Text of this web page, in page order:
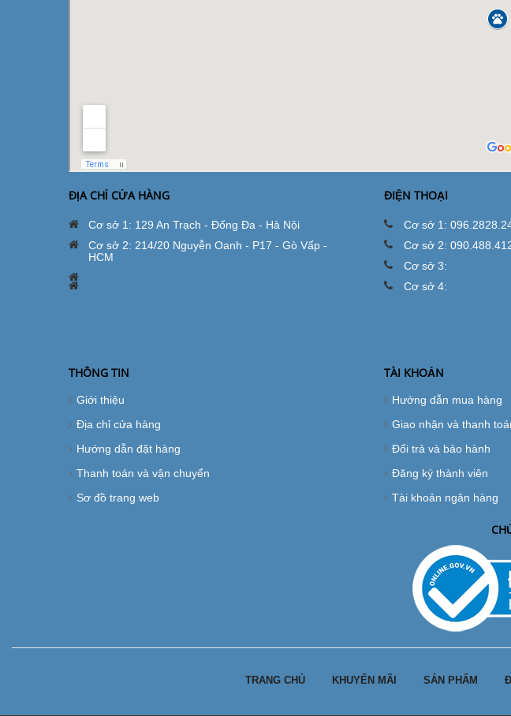
ĐỊA CHỈ CỬA HÀNG
Cơ sở 1: 129 An Trạch - Đống Đa - Hà Nội
Cơ sở 2: 214/20 Nguyễn Oanh - P17 - Gò Vấp -
HCM
ĐIỆN THOẠI
Cơ sở 1:
Cơ sở 2:
Cơ sở 3:
Cơ sở 4:
THÔNG TIN
Giới thiệu
Địa chỉ cửa hàng
Hướng dẫn đặt hàng
Thanh toán và vận chuyển
Sơ đồ trang web
TÀI KHOẢN
Hướng dẫn mua hàng
Giao nhận và thanh
Đổi trả và bảo hành
Đăng ký thành viên
Tài khoản ngân hàng
TRANG CHỦ KHUYẾN MÃI SẢN PHẨM